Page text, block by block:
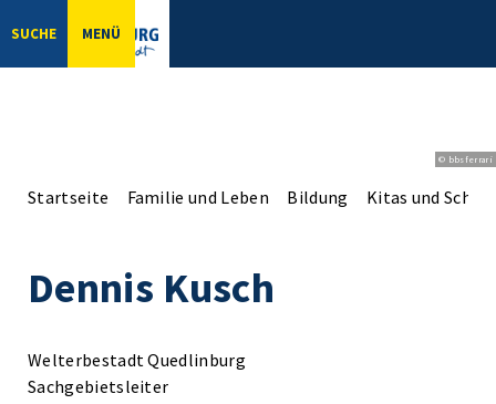
SUCHE MENÜ
© bbsferrari
Startseite Familie und Leben Bildung Kitas und
Dennis Kusch
Welterbestadt Quedlinburg
Sachgebietsleiter